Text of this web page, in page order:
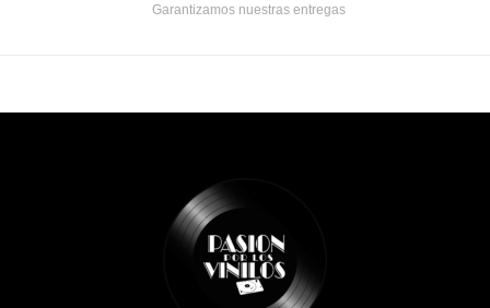
Garantizamos nuestras entregas